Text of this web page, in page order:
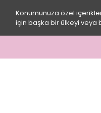
Konumunuza özel
için başka bir ülkeyi veya